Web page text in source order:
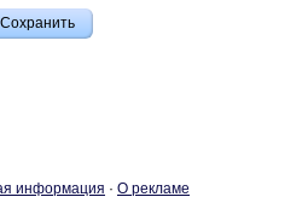
ин­фор­ма­ция · О ре­кла­ме